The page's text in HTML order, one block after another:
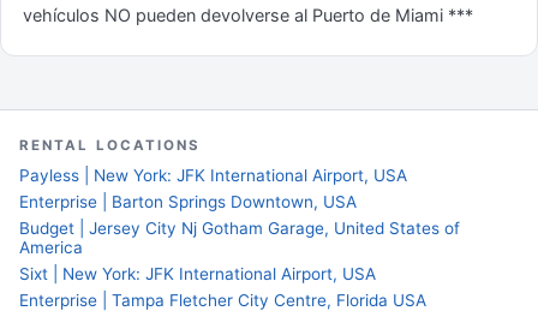
vehículos NO pueden devolverse al Puerto de Miami ***
RENTAL LOCATIONS
Payless | New York: JFK International Airport, USA
Enterprise | Barton Springs Downtown, USA
Budget | Jersey City Nj Gotham Garage, United States of
America
Sixt | New York: JFK International Airport, USA
Enterprise | Tampa Fletcher City Centre, Florida USA